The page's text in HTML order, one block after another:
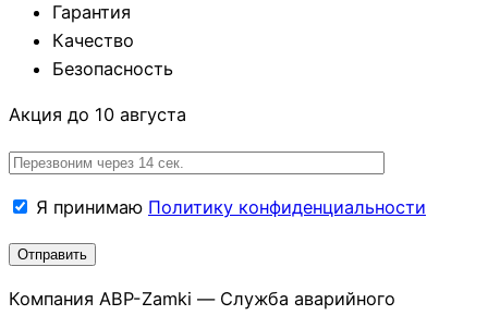
Гарантия
Качество
Безопасность
Акция до 10 августа
Я принимаю Политику конфиденциальности
Компания АВР-Zamki — Служба аварийного